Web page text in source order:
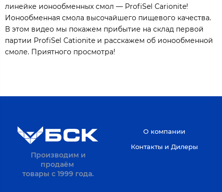
линейке ионообменных смол — ProfiSel Carionite!
Ионообменная смола высочайшего пищевого качества.
В этом видео мы покажем прибытие на склад первой
партии ProfiSel Cationite и расскажем об ионообменной
смоле. Приятного просмотра!
Производим и
продаём
товары с 1999 года.
О компании
Контакты и Дилеры